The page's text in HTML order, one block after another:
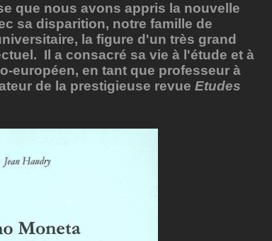
que nous avons appris la nouvelle
sa disparition, notre famille de
la figure d'un très grand
Il a consacré sa vie à l'étude et à
européen, en tant que professeur à
de la prestigieuse revue Etudes